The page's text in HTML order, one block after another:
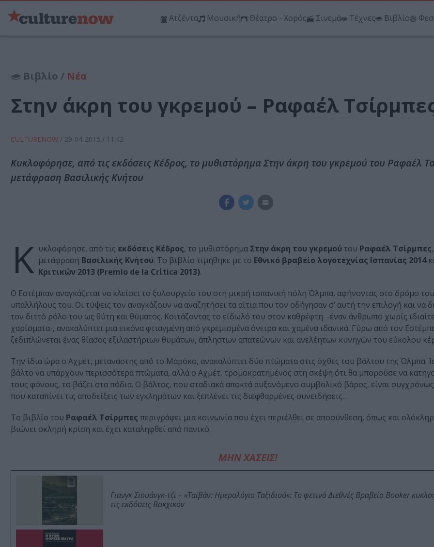
Ατζέντα Μουσική Θέατρο - Χορός Σινεμά Τέχνες Βιβλίο
Βιβλίο / Νέα
Στην άκρη του γκρεμού – Ραφαέλ
CULTURENOW / 29-04-2015 / 11:42
Κυκλοφόρησε, από τις εκδόσεις Κέδρος, το μυθιστόρημα Στην άκρη του γκρεμού του Ραφαέλ
μετάφραση Βασιλικής Κνήτου
Κ υκλοφόρησε, από τις εκδόσεις Κέδρος, το μυθιστόρημα Στην άκρη του γκρεμού του Ραφαέλ Τσίρμπες
μετάφραση Βασιλικής Κνήτου. Το βιβλίο τιμήθηκε με το Εθνικό βραβείο λογοτεχνίας Ισπανίας 2014
Κριτικών 2013 (Premio de la Crίtica 2013).
Ο Εστέμπαν αναγκάζεται να κλείσει το ξυλουργείο του στη μικρή ισπανική πόλη Όλμπα, αφήνοντας στο δρόμο
υπαλλήλους του. Οι τύψεις τον αναγκάζουν να αναζητήσει τα αίτια που τον οδήγησαν σ’ αυτή την επιλογή και να
τον διττό ρόλο του ως θύτη και θύματος. Κοιτάζοντας το είδωλό του στον καθρέφτη -έναν άνθρωπο χωρίς
χαρίσματα-, ανακαλύπτει μια εικόνα φτιαγμένη από γκρεμισμένα όνειρα και χαμένα ιδανικά. Γύρω από τον
ξεδιπλώνεται ένας θίασος εξιλαστήριων θυμάτων, άπληστων απατεώνων και ανελέητων κυνηγών του εύκολου
Την ίδια ώρα ο Αχμέτ, μετανάστης από το Μαρόκο, ανακαλύπτει δύο πτώματα στις όχθες του βάλτου της Όλμπα.
βάλτο να υπάρχουν περισσότερα πτώματα, αλλά ο Αχμέτ, τρομοκρατημένος στη σκέψη ότι θα μπορούσε να
τους φόνους, το βάζει στα πόδια. Ο βάλτος, που σταδιακά αποκτά αυξανόμενο συμβολικό βάρος, είναι
που καταπίνει τις αποδείξεις των εγκλημάτων και ξεπλένει τις διεφθαρμένες συνειδήσεις…
Το βιβλίο του Ραφαέλ Τσίρμπες περιγράφει μια κοινωνία που έχει περιέλθει σε αποσύνθεση, όπως και
βιώνει σκληρή κρίση και έχει καταληφθεί από πανικό.
ΜΗΝ ΧΑΣΕΙΣ!
Γιανγκ Σιουάνγκ-τζι – «Ταϊβάν: Ημερολόγιο Ταξιδιού»: Το φετινό Διεθνές Βραβείο Booker
τις εκδόσεις Βακχικόν